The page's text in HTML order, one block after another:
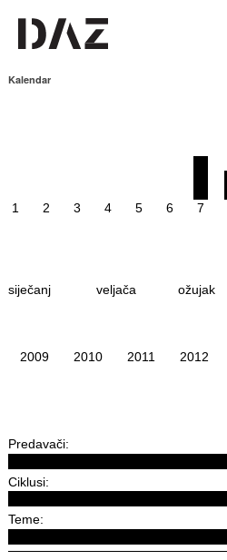
Kalendar
1 2 3 4 5 6 7
siječanj veljača ožujak
2009 2010 2011 2012
Predavači:
Ciklusi:
Teme: